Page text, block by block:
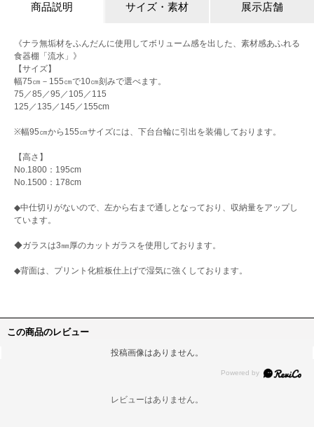
商品説明 サイズ・素材 展示店舗
《ナラ無垢材をふんだんに使用してボリューム感を出した、素材感あふれる
食器棚「流水」》
【サイズ】
幅75㎝－155㎝で10㎝刻みで選べます。
75／85／95／105／115
125／135／145／155cm
※幅95㎝から155㎝サイズには、下台台輪に引出を装備しております。
【高さ】
No.1800：195cm
No.1500：178cm
◆中仕切りがないので、左から右まで通しとなっており、収納量をアップし
ています。
◆ガラスは3㎜厚のカットガラスを使用しております。
◆背面は、プリント化粧板仕上げで湿気に強くしております。
この商品のレビュー
投稿画像はありません。
レビューはありません。